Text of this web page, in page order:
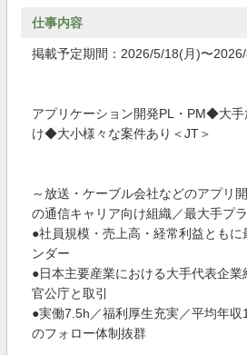
仕事内容
掲載予定期間：2026/5/18(月)〜
アプリケーション開発PL・PM◆大手
け◆大小様々な案件あり＜JT＞
～放送・ケーブル会社などのアプリ
の通信キャリア向け組織／最大手プ
●社員規模・売上高・経常利益とも
ンダー
●日本主要産業における大手代表企
官公庁と取引
●実働7.5h／福利厚生充実／平均年
のフォロー体制抜群